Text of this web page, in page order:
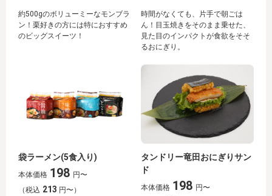
約500gのボリューミーなモンブラ
ン！栗好きの方には特におすすめ
のビッグスイーツ！
時間がなくても、片手で朝ごは
ん！目玉焼きをそのまま乗せた、
見た目のインパクトが食欲をそそ
るおにぎり。
袋ラーメン(5食入り)
本体価格 198 円〜
（税込 213 円〜）
タンドリー竜田おにぎりサン
ド
本体価格 198 円〜